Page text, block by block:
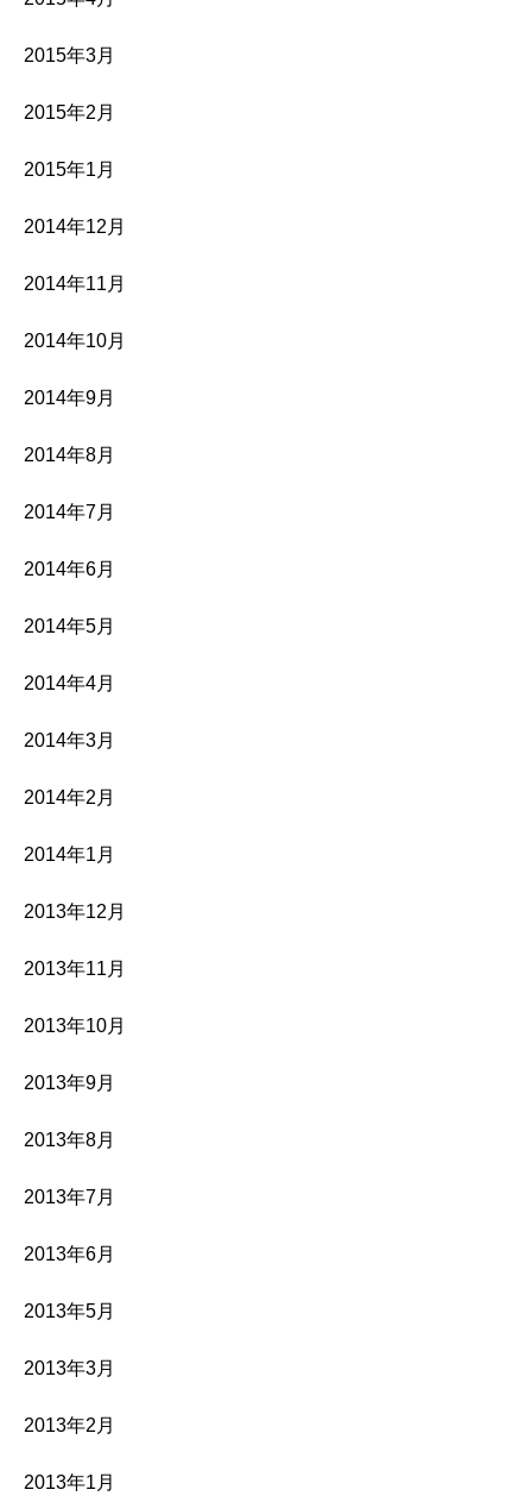
2015年3月
2015年2月
2015年1月
2014年12月
2014年11月
2014年10月
2014年9月
2014年8月
2014年7月
2014年6月
2014年5月
2014年4月
2014年3月
2014年2月
2014年1月
2013年12月
2013年11月
2013年10月
2013年9月
2013年8月
2013年7月
2013年6月
2013年5月
2013年3月
2013年2月
2013年1月